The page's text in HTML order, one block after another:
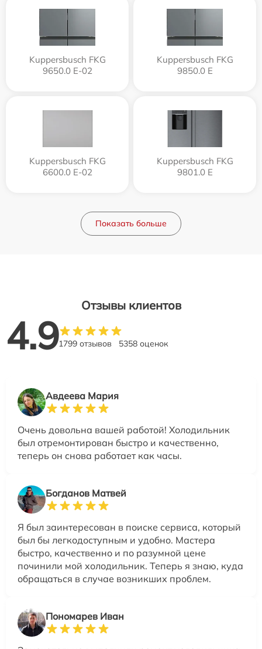
Kuppersbusch FKG
9650.0 E-02
Kuppersbusch FKG
9850.0 E
Kuppersbusch FKG
6600.0 E-02
Kuppersbusch FKG
9801.0 E
Показать больше
Отзывы клиентов
4.91799 отзывов 5358 оценок
Авдеева Мария
Очень довольна вашей работой! Холодильник
был отремонтирован быстро и качественно,
теперь он снова работает как часы.
Богданов Матвей
Я был заинтересован в поиске сервиса, который
был бы легкодоступным и удобно. Мастера
быстро, качественно и по разумной цене
починили мой холодильник. Теперь я знаю, куда
обращаться в случае возникших проблем.
Пономарев Иван